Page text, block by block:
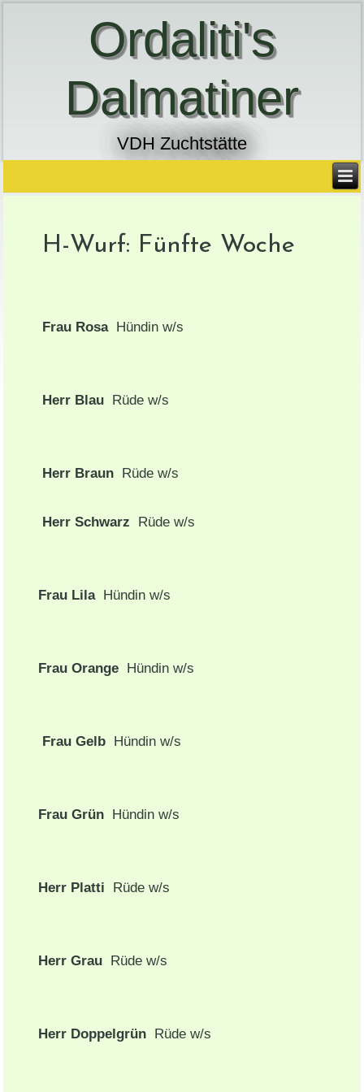
Ordaliti's
Dalmatiner
VDH Zuchtstätte
H-Wurf: Fünfte Woche
Frau RosaHündin w/s
Herr Blau Rüde w/s
Herr Braun Rüde w/s
Herr Schwarz Rüde w/s
Frau LilaHündin w/s
Frau Orange Hündin w/s
Frau Gelb Hündin w/s
Frau Grün Hündin w/s
Herr Platti Rüde w/s
Herr Grau Rüde w/s
Herr Doppelgrün Rüde w/s